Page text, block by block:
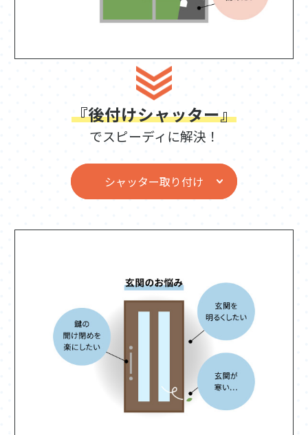
『後付けシャッター』
でスピーディに解決！
シャッター取り付け